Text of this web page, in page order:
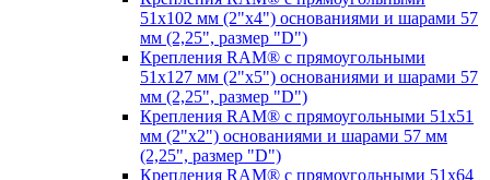
51х102 мм (2"х4") основаниями и шарами 57
мм (2,25", размер "D")
Крепления RAM® с прямоугольными
51х127 мм (2"х5") основаниями и шарами 57
мм (2,25", размер "D")
Крепления RAM® с прямоугольными 51х51
мм (2"х2") основаниями и шарами 57 мм
(2,25", размер "D")
Крепления RAM® с прямоугольными 51х64